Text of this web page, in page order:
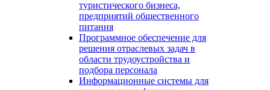
туристического бизнеса,
предприятий общественного
питания
Программное обеспечение для
решения отраслевых задач в
области трудоустройства и
подбора персонала
Информационные системы для